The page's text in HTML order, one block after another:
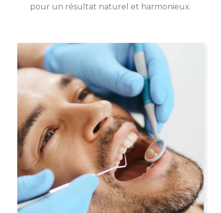
pour un résultat naturel et harmonieux.